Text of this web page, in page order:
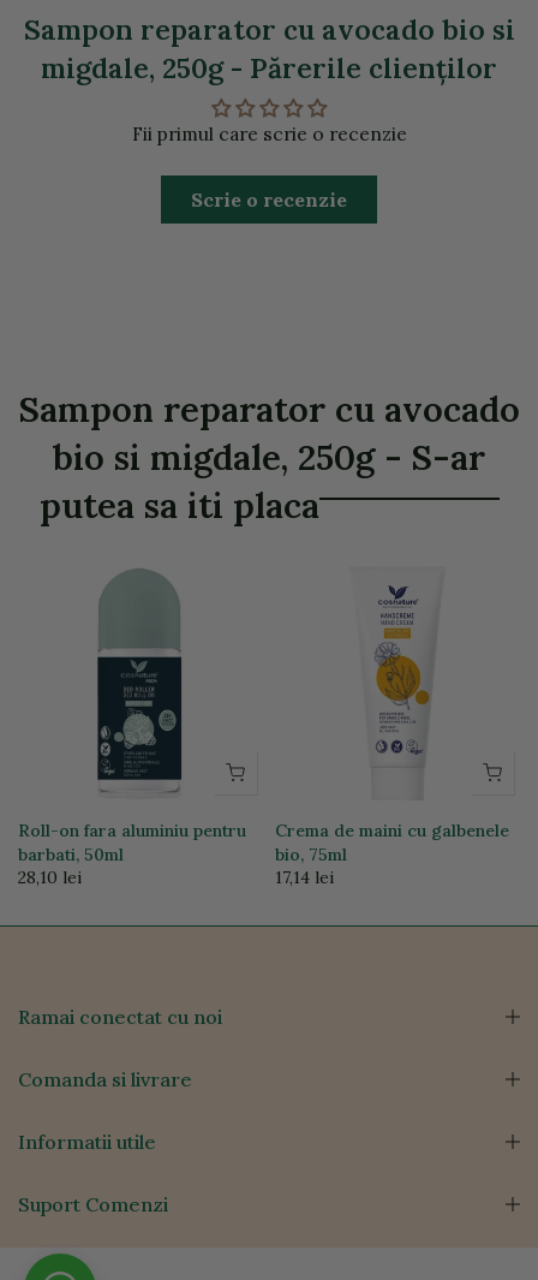
Sampon reparator cu avocado bio si
migdale, 250g - Părerile clienţilor
Fii primul care scrie o recenzie
Scrie o recenzie
Sampon reparator cu avocado
bio si migdale, 250g - S-ar
putea sa iti placa
Roll-on fara aluminiu pentru
barbati, 50ml
28,10 lei
Crema de maini cu galbenele
bio, 75ml
17,14 lei
Ramai conectat cu noi
Comanda si livrare
Informatii utile
Suport Comenzi